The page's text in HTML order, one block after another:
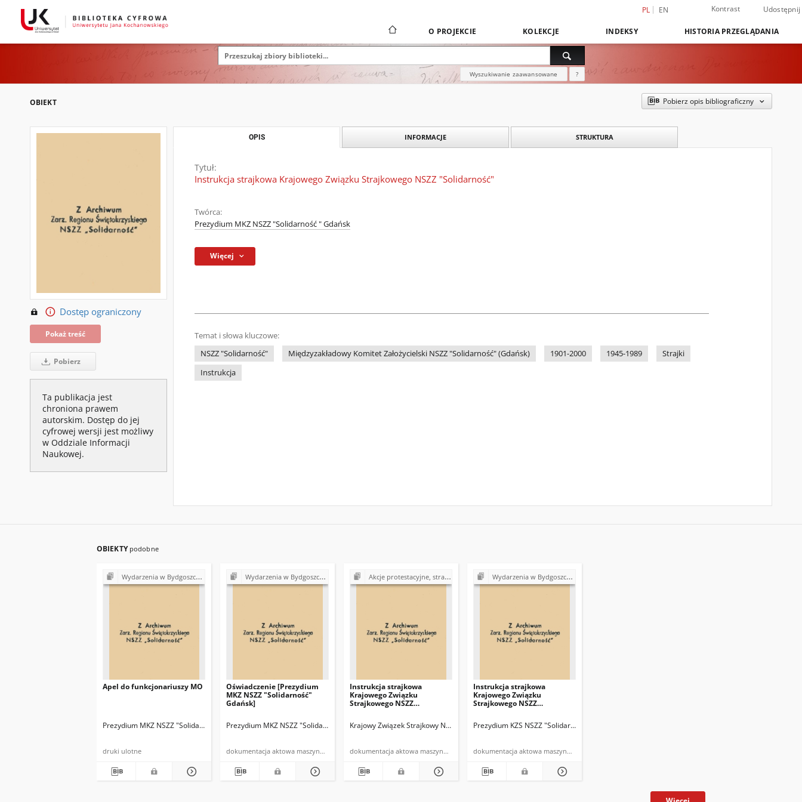
PL EN Kontrast Udostępnij
O PROJEKCIE KOLEKCJE INDEKSY HISTORIA PRZEGLĄDANIA
Wyszukiwanie zaawansowane ?
OBIEKT Pobierz opis bibliograficzny
Dostęp ograniczony
Pokaż treść
Pobierz
Ta publikacja jest
chroniona prawem
autorskim. Dostęp do jej
cyfrowej wersji jest możliwy
w Oddziale Informacji
Naukowej.
OPIS INFORMACJE STRUKTURA
Tytuł:
Instrukcja strajkowa Krajowego Związku Strajkowego NSZZ "Solidarność"
Twórca:
Prezydium MKZ NSZZ "Solidarność " Gdańsk
Więcej
Temat i słowa kluczowe:
NSZZ "Solidarność"
Międzyzakładowy Komitet Założycielski NSZZ "Solidarność" (Gdańsk) 1901-2000 1945-1989
Strajki
Instrukcja
OBIEKTY podobne
Wydarzenia w Bydgoszczy (1980-1981)
Apel do funkcjonariuszy MO
Prezydium MKZ NSZZ "Solidarność" Gdańsk
druki ulotne
Wydarzenia w Bydgoszczy (marzec 1981)
Oświadczenie [Prezydium
MKZ NSZZ "Solidarność"
Gdańsk]
Prezydium MKZ NSZZ "Solidarność" Gdańsk
dokumentacja aktowa maszynopis powielony
Akcje protestacyjne, strajki w Polsce (1980-1981)
Instrukcja strajkowa
Krajowego Związku
Strajkowego NSZZ
Krajowy Związek Strajkowy NSZZ "Solidarność" Gdańsk
dokumentacja aktowa maszynopis powielony
Wydarzenia w Bydgoszczy (marzec 1981)
Instrukcja strajkowa
Krajowego Związku
Strajkowego NSZZ
Prezydium KZS NSZZ "Solidarność" Gdańsk
dokumentacja aktowa maszynopis powielony